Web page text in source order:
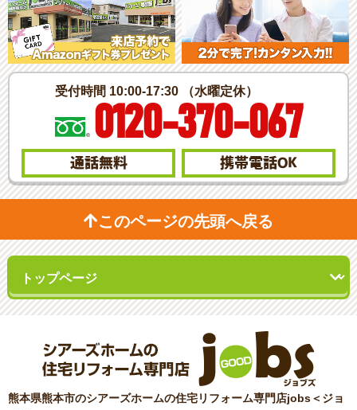
受付時間 10:00-17:30 （水曜定休）
0120-370-067
通話無料 携帯電話OK
このページの先頭へ戻る
熊本県熊本市のシアーズホームの住宅リフォーム専門店jobs＜ジョ